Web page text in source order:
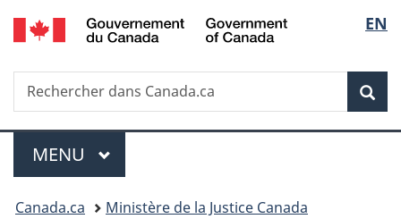
Passer
au
principal
Passer
à
Au
du
Passer
à
version
simplifiée
de
la
EN
Recherche
Rechercher
dans
Menu
MENU PRINCIPAL
Vous
Canada.ca Ministère de la Justice Canada